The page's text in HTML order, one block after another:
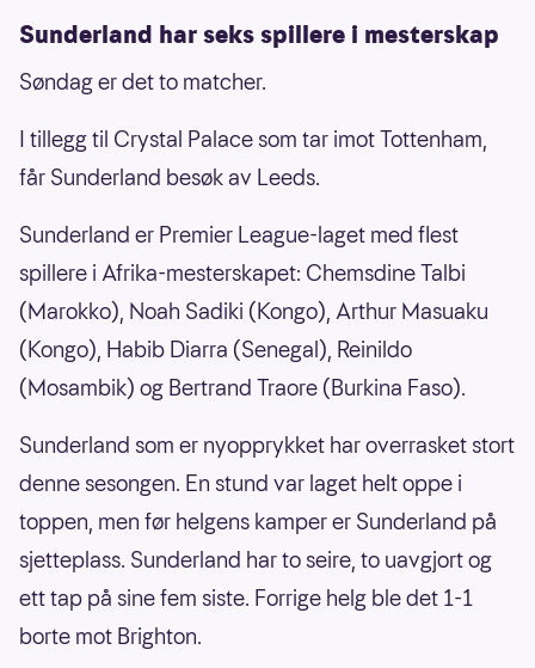
Sunderland har seks spillere i mesterskap
Søndag er det to matcher.
I tillegg til Crystal Palace som tar imot Tottenham,
får Sunderland besøk av Leeds.
Sunderland er Premier League-laget med flest
spillere i Afrika-mesterskapet: Chemsdine Talbi
(Marokko), Noah Sadiki (Kongo), Arthur Masuaku
(Kongo), Habib Diarra (Senegal), Reinildo
(Mosambik) og Bertrand Traore (Burkina Faso).
Sunderland som er nyopprykket har overrasket stort
denne sesongen. En stund var laget helt oppe i
toppen, men før helgens kamper er Sunderland på
sjetteplass. Sunderland har to seire, to uavgjort og
ett tap på sine fem siste. Forrige helg ble det 1-1
borte mot Brighton.